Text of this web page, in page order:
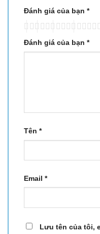
Đánh giá của bạn *
Đánh giá của bạn *
Tên *
Email *
Lưu tên của tôi,